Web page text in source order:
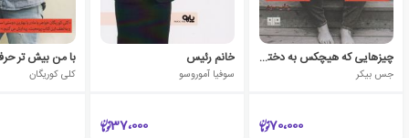
چیزهایی که هیچکس به دختران چاق نخواهد گفت
جس بیکر
70،000
خانم رئیس
سوفیا آموروسو
37،000
با من بیش تر
کلی کوریگان